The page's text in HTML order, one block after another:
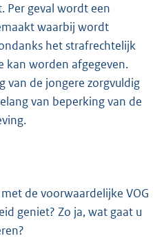
Per geval wordt een
waarbij wordt
het strafrechtelijk
kan worden afgegeven.
van de jongere zorgvuldig
van beperking van de
de voorwaardelijke VOG
geniet? Zo ja, wat gaat u